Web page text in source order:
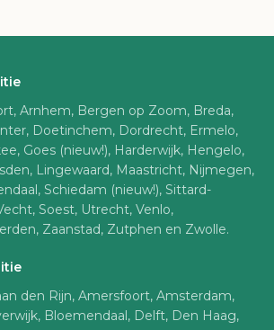
Arnhem, Bergen op Zoom, Breda,
Doetinchem, Dordrecht, Ermelo,
Goes (nieuw!), Harderwijk, Hengelo,
Lingewaard, Maastricht, Nijmegen,
Schiedam (nieuw!), Sittard-
Soest, Utrecht, Venlo,
Zaanstad, Zutphen en Zwolle.
den Rijn, Amersfoort, Amsterdam,
Bloemendaal, Delft, Den Haag,